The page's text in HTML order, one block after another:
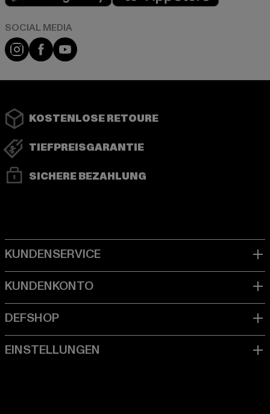
Instagram
FacebookYouTube
KOSTENLOSE RETOURE
TIEFPREISGARANTIE
SICHERE BEZAHLUNG